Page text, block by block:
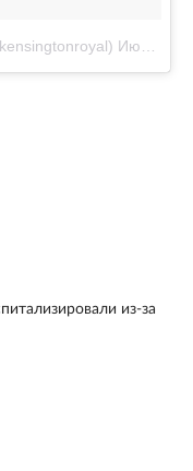
Июл 19 2017 в 2:30 PDT
из-за